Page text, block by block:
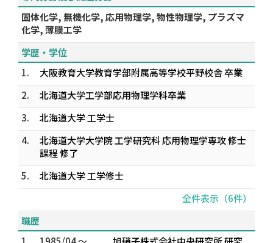
固体化学, 無機化学, 応用物理学, 物性物理学, プラズマ
化学, 薄膜工学
学歴・学位
1.
大阪教育大学教育学部附属高等学校平野校舎 卒業
2.
北海道大学工学部応用物理学科卒業
3.
北海道大学 工学士
4.
北海道大学大学院 工学研究科 応用物理学専攻 修士
課程 修了
5.
北海道大学 工学修士
全件表示（6件）
職歴